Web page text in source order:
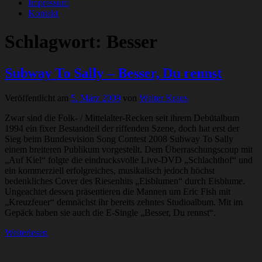
Impressum
Kontakt
Schlagwort: Besser
Subway To Sally – Besser, Du rennst
Veröffentlicht am 5. März 2009 von Walter Kraus
Zwar sind die Folk- / Mittelalter-Recken seit ihrem Debütalbum
1994 ein fixer Bestandteil der riffenden Szene, doch hat erst der
Sieg beim Bundesvision Song Contest 2008 Subway To Sally
einem breiteren Publikum vorgestellt. Dem Überraschungscoup mit
„Auf Kiel“ folgte die eindrucksvolle Live-DVD „Schlachthof“ und
ein kommerziell erfolgreiches, musikalisch jedoch höchst
bedenkliches Cover des Riesenhits „Eisblumen“ durch Eisblume.
Ungeachtet dessen präsentieren die Mannen um Eric Fish mit
„Kreuzfeuer“ demnächst ihr bereits zehntes Studioalbum. Mit im
Gepäck haben sie auch die E-Single „Besser, Du rennst“.
Weiterlesen